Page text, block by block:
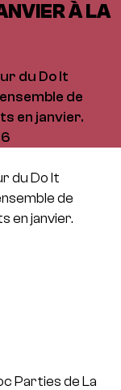
À LA
du Do It
de
en janvier.
du Do It
de
en janvier.
Parties de La